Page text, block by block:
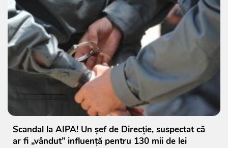
Scandal la AIPA! Un șef de Direcție, suspectat că
ar fi „vândut” influență pentru 130 mii de lei